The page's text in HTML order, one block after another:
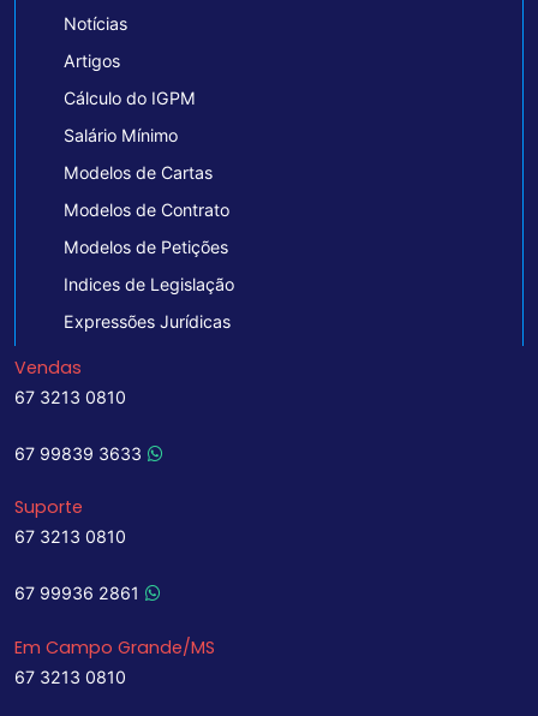
Notícias
Artigos
Cálculo do IGPM
Salário Mínimo
Modelos de Cartas
Modelos de Contrato
Modelos de Petições
Indices de Legislação
Expressões Jurídicas
Vendas
67 3213 0810
67 99839 3633
Suporte
67 3213 0810
67 99936 2861
Em Campo Grande/MS
67 3213 0810